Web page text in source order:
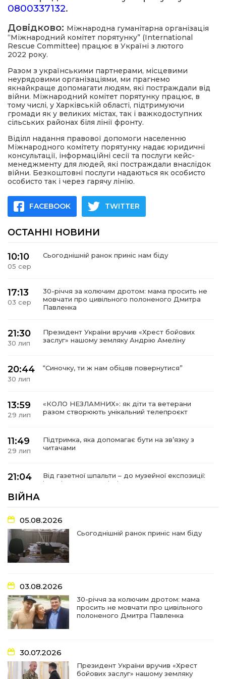
0800337132.
Довідково: Міжнародна гуманітарна організація
“Міжнародний комітет порятунку” (International
Rescue Committee) працює в Україні з лютого
2022 року.
Разом з українськими партнерами, місцевими
неурядовими організаціями, ми прагнемо
якнайкраще допомагати людям, які постраждали від
війни. Міжнародний комітет порятунку працює, в
тому числі, у Харківській області, підтримуючи
громади як у великих містах, так і важкодоступних
сільських районах біля лінії фронту.
Віділл надання правової допомоги населенню
Міжнародного комітету порятунку надає юридичні
консультації, інформаційні сесії та послуги кейс-
менеджменту для людей, які постраждали внаслідок
війни. Безкоштовні послуги надаються як особисто
особисто так і через гарячу лінію.
FACEBOOK TWITTER
ОСТАННІ НОВИНИ
10:10
05 сер
Сьогоднішній ранок приніс нам біду
17:13
03 сер
30-річчя за колючим дротом: мама просить не
мовчати про цивільного полоненого Дмитра
Павленка
21:30
30 лип
Президент України вручив «Хрест бойових
заслуг» нашому земляку Андрію Амеліну
20:44
30 лип
“Синочку, ти ж нам обіцяв повернутися”
13:59
29 лип
«КОЛО НЕЗЛАМНИХ»: як діти та ветерани
разом створюють унікальний телепроєкт
11:49
29 лип
Підтримка, яка допомагає бути на зв’язку з
читачами
21:04
Від газетної шпальти – до музейної експозиції:
історії Героїв Барвінківщини стали частиною
17:18
27 лип
У Барвінківській громаді вшанували людей
найгуманнішої професії
16:29
22 лип
Медики Барвінківської громади
вдосконалюють професійні навички
15:09
22 лип
У Пригожому з дітьми та їх батьками
працювали фахівці благодійного фонду
07:17
“Мені й досі сниться син”: чотири роки світлої
пам`яті Олександра Шинкаря
11:06
20 лип
За дві доби — серія ворожих ударів по
Барвінківській громаді
ВІЙНА
05.08.2026
Сьогоднішній ранок приніс нам біду
03.08.2026
30-річчя за колючим дротом: мама
просить не мовчати про цивільного
полоненого Дмитра Павленка
30.07.2026
Президент України вручив «Хрест
бойових заслуг» нашому земляку